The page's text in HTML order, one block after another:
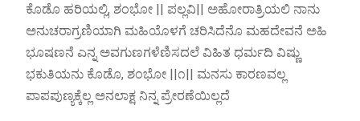
ಕೊಡೊ ಹರಿಯಲ್ಲಿ, ಶಂಭೋ || ಪಲ್ಲವಿ|| ಅಹೋರಾತ್ರಿಯಲಿ ನಾನು
ಅನುಚರಾಗ್ರಣಿಯಾಗಿ ಮಹಿಯೊಳಗೆ ಚರಿಸಿದೆನೊ ಮಹದೇವನೆ ಅಹಿ
ಭೂಷಣನೆ ಎನ್ನ ಅವಗುಣಗಳೆಣಿಸದಲೆ ವಿಹಿತ ಧರ್ಮದಿ ವಿಷ್ಣು
ಭಕುತಿಯನು ಕೊಡೊ, ಶಂಭೋ ||೧|| ಮನಸು ಕಾರಣವಲ್ಲ
ಪಾಪಪುಣ್ಯಕ್ಕೆಲ್ಲ ಅನಲಾಕ್ಷ ನಿನ್ನ ಪ್ರೇರಣೆಯಿಲ್ಲದೆ